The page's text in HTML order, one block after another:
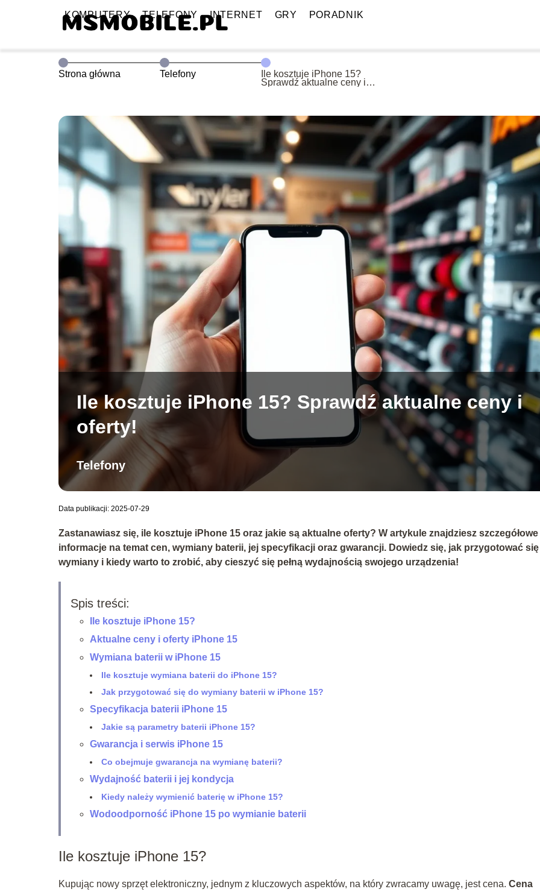
KOMPUTERY TELEFONY INTERNET GRY PORADNIK
Strona główna Telefony
Ile kosztuje iPhone 15?
Sprawdź aktualne ceny i
Ile kosztuje iPhone 15? Sprawdź aktualne ceny i
oferty!
Telefony
Data publikacji: 2025-07-29
Zastanawiasz się, ile kosztuje iPhone 15 oraz jakie są aktualne oferty? W artykule znajdziesz szczegółowe
informacje na temat cen, wymiany baterii, jej specyfikacji oraz gwarancji. Dowiedz się, jak przygotować
wymiany i kiedy warto to zrobić, aby cieszyć się pełną wydajnością swojego urządzenia!
Spis treści:
Ile kosztuje iPhone 15?
Aktualne ceny i oferty iPhone 15
Wymiana baterii w iPhone 15
Ile kosztuje wymiana baterii do iPhone 15?
Jak przygotować się do wymiany baterii w iPhone 15?
Specyfikacja baterii iPhone 15
Jakie są parametry baterii iPhone 15?
Gwarancja i serwis iPhone 15
Co obejmuje gwarancja na wymianę baterii?
Wydajność baterii i jej kondycja
Kiedy należy wymienić baterię w iPhone 15?
Wodoodporność iPhone 15 po wymianie baterii
Ile kosztuje iPhone 15?
Kupując nowy sprzęt elektroniczny, jednym z kluczowych aspektów, na który zwracamy uwagę, jest cena. Cena